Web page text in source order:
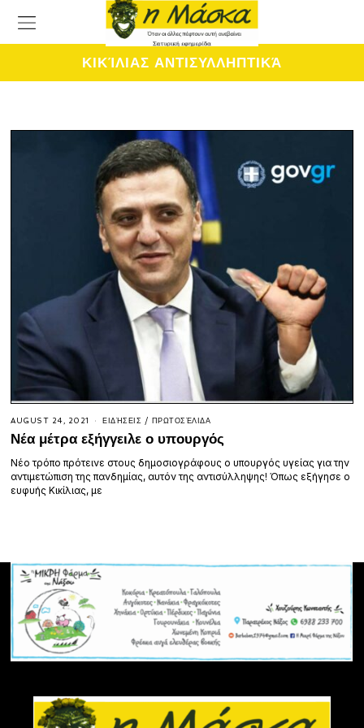
ΚΙΚΊΛΙΑΣ ΑΝΤΙΣΥΛΛΗΠΤΙΚΆ
AUGUST 24, 2021 ΕΙΔΉΣΕΙΣ / ΠΡΩΤΟΣΈΛΙΔΑ
Νέα μέτρα εξήγγειλε ο υπουργός
Νέο τρόπο πρότεινε στους δημοσιογράφους ο υπουργός υγείας για την
αντιμετώπιση της πανδημίας, αυτόν της αντισύλληψης! Όπως εξήγησε ο
ευφυής Κικίλιας, με